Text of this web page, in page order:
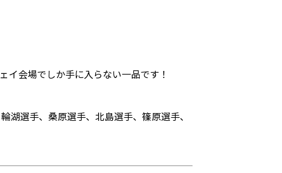
イ会場でしか手に入らない一品です！
湖選手、桑原選手、北島選手、篠原選手、